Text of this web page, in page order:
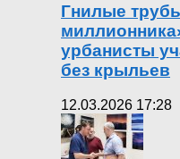
Гнилые
урбанисты
без крыльев
12.03.2026 17:28